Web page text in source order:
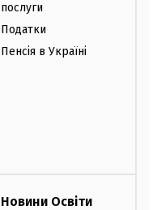
послуги
Податки
Пенсія в Україні
Новини Освіти